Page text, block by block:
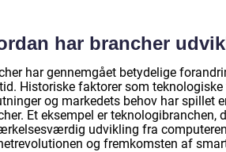
har brancher
har gennemgået betydelige
Historiske faktorer som
og markedets behov har spillet
Et eksempel er teknologibranchen,
udvikling fra
og fremkomsten af